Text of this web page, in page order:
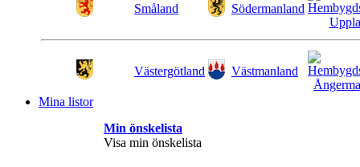
Småland Södermanland
Västergötland Västmanland
Mina listor
Min önskelista
Visa min önskelista